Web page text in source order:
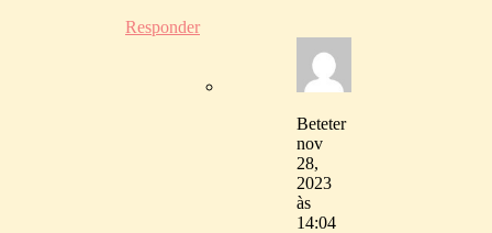
Responder
Beteter
nov
28,
2023
às
14:04